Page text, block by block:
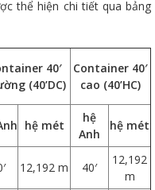
thể hiện chi tiết qua bảng
40′
(40’DC)
Container 40′
cao (40’HC)
hệ mét
hệ
Anh
hệ mét
12,192 m 40′
12,192
m